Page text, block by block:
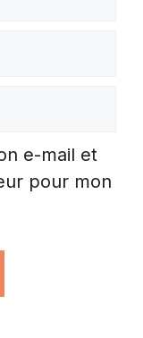
e-mail et
pour mon